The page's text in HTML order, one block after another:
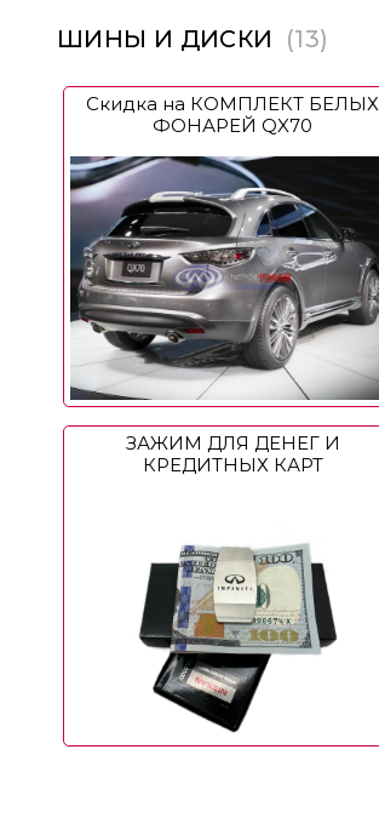
ШИНЫ И ДИСКИ (13)
Скидка на КОМПЛЕКТ БЕЛЫХ
ФОНАРЕЙ QX70
ЗАЖИМ ДЛЯ ДЕНЕГ И
КРЕДИТНЫХ КАРТ